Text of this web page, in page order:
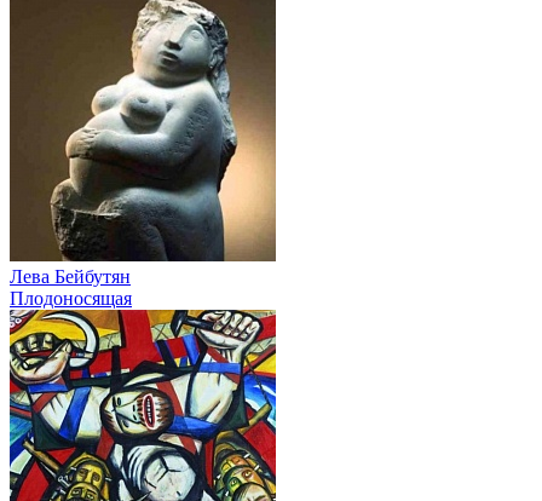
Лева Бейбутян
Плодоносящая